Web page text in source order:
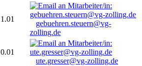
1.01
gebuehren.steuern@vg-
zolling.de
0.01
ute.gresser@vg-zolling.de